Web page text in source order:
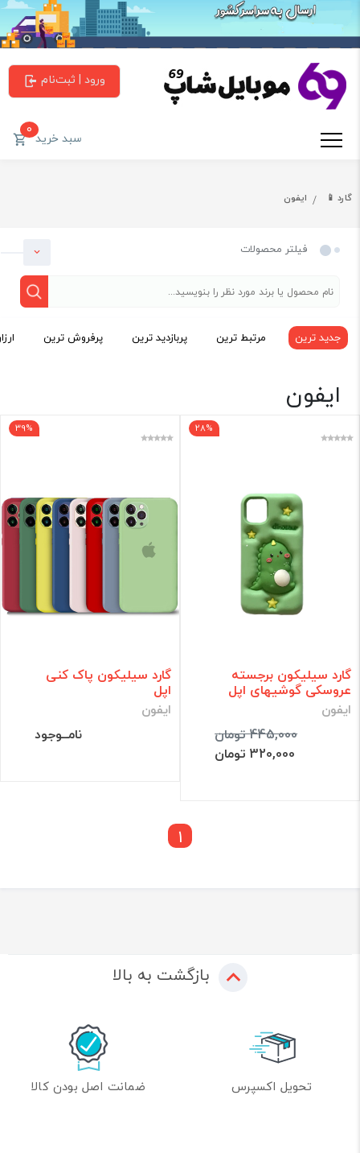
ورود | ثبت‌نام
سبد خرید0
گارد 📱 ایفون
فیلتر محصولات
دسته بندی
گارد 📱
فیلتر براساس قیمت :
تومان
فیلتر
جدید ترین مرتبط ترین پربازدید ترین پرفروش ترین
ایفون
28%
گارد سیلیکون برجسته
عروسکی گوشیهای اپل
ایفون
445,000 تومان
320,000 تومان
39%
گارد سیلیکون پاک کنی
اپل
ایفون
نامــوجود
1
بازگشت به بالا
تحویل اکسپرس ضمانت اصل بودن کالا